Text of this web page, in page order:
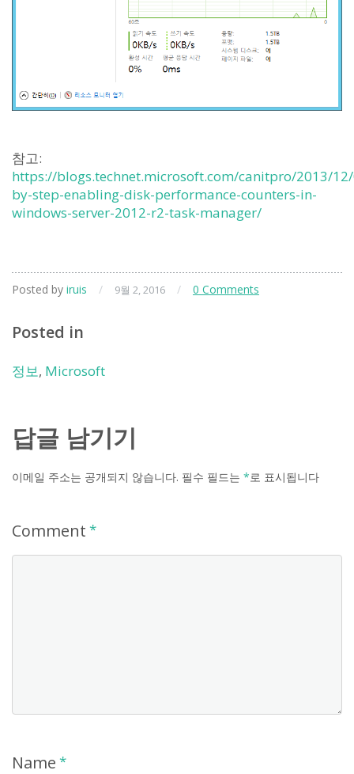
참고:
https://blogs.technet.microsoft.com/canitpro/2013/
by-step-enabling-disk-performance-counters-in-
windows-server-2012-r2-task-manager/
Posted by iruis / 9월 2, 2016 / 0 Comments
Posted in
정보, Microsoft
답글 남기기
이메일 주소는 공개되지 않습니다. 필수 필드는 *로 표시됩니다
Comment *
Name *